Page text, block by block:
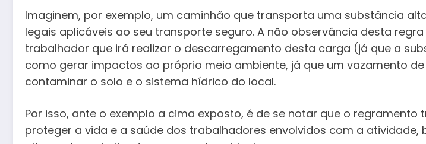
Imaginem, por exemplo, um caminhão que transporta uma substância
legais aplicáveis ao seu transporte seguro. A não observância desta
trabalhador que irá realizar o descarregamento desta carga (já que a
como gerar impactos ao próprio meio ambiente, já que um vazamento
contaminar o solo e o sistema hídrico do local.
Por isso, ante o exemplo a cima exposto, é de se notar que o regramento
proteger a vida e a saúde dos trabalhadores envolvidos com a